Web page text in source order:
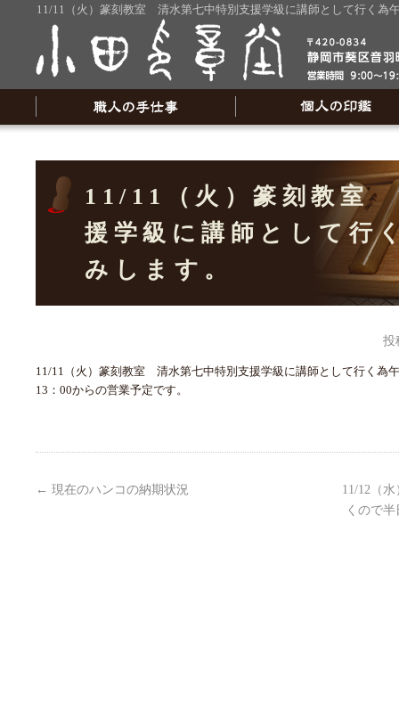
11/11（火）篆刻教室 清水第七中特別支援学級に講師として行く為
11/11（火）篆刻教室
援学級に講師として行
みします。
投
11/11（火）篆刻教室 清水第七中特別支援学級に講師として行く為
13：00からの営業予定です。
← 現在のハンコの納期状況
11/12（
くので